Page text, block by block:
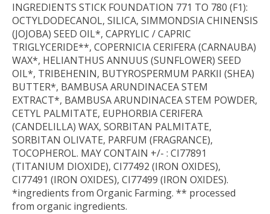
INGREDIENTS STICK FOUNDATION 771 TO 780 (F1):
OCTYLDODECANOL, SILICA, SIMMONDSIA CHINENSIS
(JOJOBA) SEED OIL*, CAPRYLIC / CAPRIC
TRIGLYCERIDE**, COPERNICIA CERIFERA (CARNAUBA)
WAX*, HELIANTHUS ANNUUS (SUNFLOWER) SEED
OIL*, TRIBEHENIN, BUTYROSPERMUM PARKII (SHEA)
BUTTER*, BAMBUSA ARUNDINACEA STEM
EXTRACT*, BAMBUSA ARUNDINACEA STEM POWDER,
CETYL PALMITATE, EUPHORBIA CERIFERA
(CANDELILLA) WAX, SORBITAN PALMITATE,
SORBITAN OLIVATE, PARFUM (FRAGRANCE),
TOCOPHEROL. MAY CONTAIN +/- : CI77891
(TITANIUM DIOXIDE), CI77492 (IRON OXIDES),
CI77491 (IRON OXIDES), CI77499 (IRON OXIDES).
*ingredients from Organic Farming. ** processed
from organic ingredients.